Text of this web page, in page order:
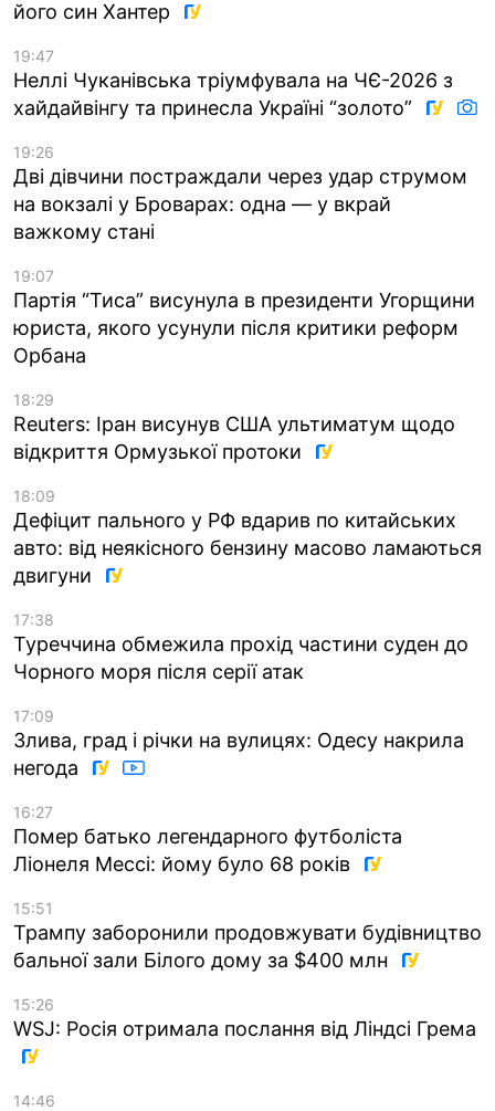
його син Хантер
19:47
Неллі Чуканівська тріумфувала на ЧЄ-2026 з
хайдайвінгу та принесла Україні “золото”
19:26
Дві дівчини постраждали через удар струмом
на вокзалі у Броварах: одна — у вкрай
важкому стані
19:07
Партія “Тиса” висунула в президенти Угорщини
юриста, якого усунули після критики реформ
Орбана
18:29
Reuters: Іран висунув США ультиматум щодо
відкриття Ормузької протоки
18:09
Дефіцит пального у РФ вдарив по китайських
авто: від неякісного бензину масово ламаються
двигуни
17:38
Туреччина обмежила прохід частини суден до
Чорного моря після серії атак
17:09
Злива, град і річки на вулицях: Одесу накрила
негода
16:27
Помер батько легендарного футболіста
Ліонеля Мессі: йому було 68 років
15:51
Трампу заборонили продовжувати будівництво
бальної зали Білого дому за $400 млн
15:26
WSJ: Росія отримала послання від Ліндсі Грема
14:46